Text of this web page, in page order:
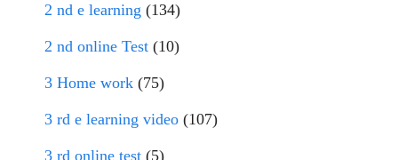
2 nd e learning (134)
2 nd online Test (10)
3 Home work (75)
3 rd e learning video (107)
3 rd online test (5)